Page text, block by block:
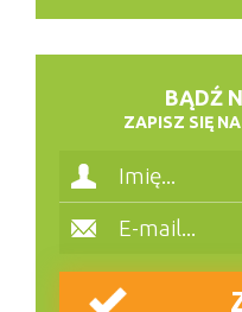
BĄDŹ
ZAPISZ SIĘ